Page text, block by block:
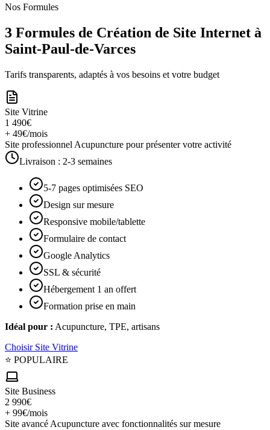
Nos Formules
3 Formules de Création de Site Internet à
Saint-Paul-de-Varces
Tarifs transparents, adaptés à vos besoins et votre budget
Site Vitrine
1 490€
+ 49€/mois
Site professionnel Acupuncture pour présenter votre activité
Livraison : 2-3 semaines
5-7 pages optimisées SEO
Design sur mesure
Responsive mobile/tablette
Formulaire de contact
Google Analytics
SSL & sécurité
Hébergement 1 an offert
Formation prise en main
Idéal pour : Acupuncture, TPE, artisans
Choisir Site Vitrine
⭐ POPULAIRE
Site Business
2 990€
+ 99€/mois
Site avancé Acupuncture avec fonctionnalités sur mesure